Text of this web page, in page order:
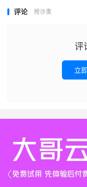
评论 抢沙发
评
立
